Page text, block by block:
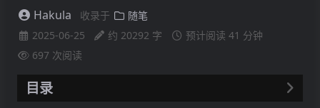
Hakula 收录于
随笔
2025-06-25
约 20292 字
预计阅读 41 分钟
697 次阅读
目录